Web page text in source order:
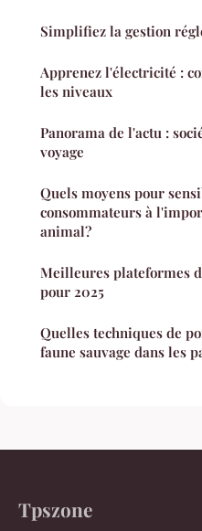
Simplifiez la gestion
Apprenez l'électricité :
les niveaux
Panorama de l'actu :
voyage
Quels moyens pour
consommateurs à
animal?
Meilleures plateformes
pour 2025
Quelles techniques de
faune sauvage dans les
Tpszone